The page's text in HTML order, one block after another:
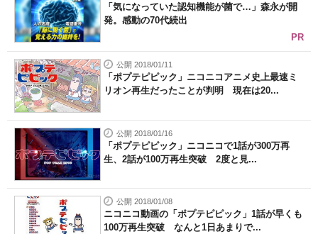
「気になっていた認知機能が菌で…」森永が開
発。感動の70代続出
PR
公開 2018/01/11
「ポプテピピック」ニコニコアニメ史上最速ミ
リオン再生だったことが判明 現在は20...
公開 2018/01/16
「ポプテピピック」ニコニコで1話が300万再
生、2話が100万再生突破 2度と見...
公開 2018/01/08
ニコニコ動画の「ポプテピピック」1話が早くも
100万再生突破 なんと1日あまりで...